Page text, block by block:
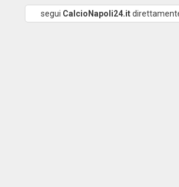
segui CalcioNapoli24.it